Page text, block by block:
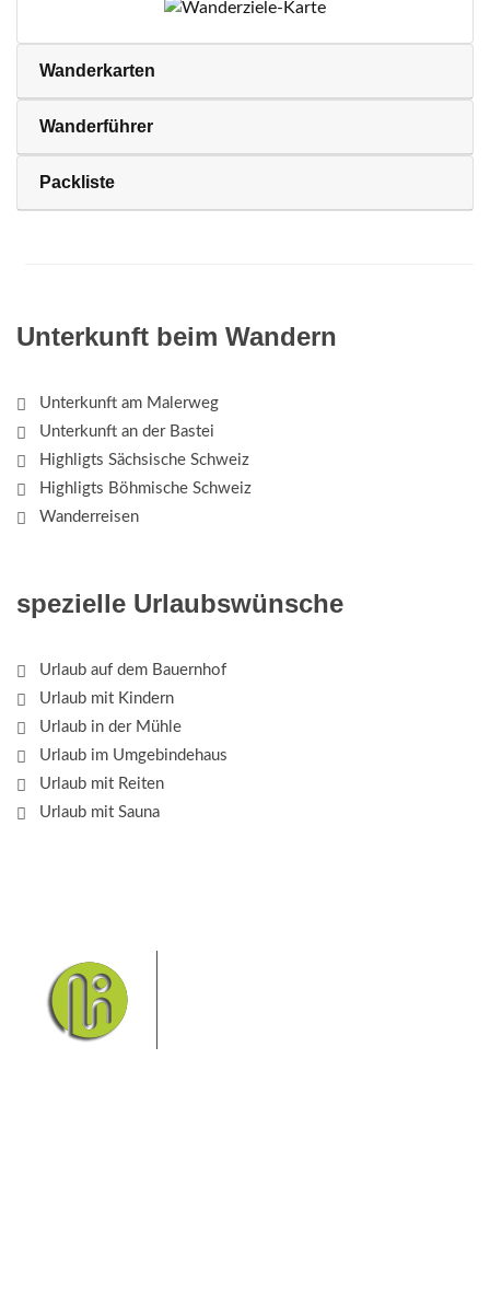
Wanderkarten
Wanderführer
Packliste
Unterkunft beim Wandern
Unterkunft am Malerweg
Unterkunft an der Bastei
Highligts Sächsische Schweiz
Highligts Böhmische Schweiz
Wanderreisen
spezielle Urlaubswünsche
Urlaub auf dem Bauernhof
Urlaub mit Kindern
Urlaub in der Mühle
Urlaub im Umgebindehaus
Urlaub mit Reiten
Urlaub mit Sauna